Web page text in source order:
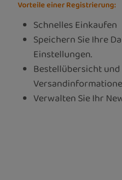
Vorteile einer Registrierung:
Schnelles Einkaufen
Speichern Sie Ihre
Einstellungen.
Bestellübersicht und
Verwalten Sie Ihr